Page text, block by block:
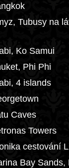
Tubusy na
Ko Samui
Phi Phi
4 islands
Caves
Towers
cestování
Bay Sands,